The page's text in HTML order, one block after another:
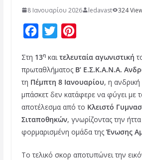
8 Ιανουαρίου 2026 ledavast 324
c
e
b
o
o
k
i
t
t
e
r
n
t
e
r
e
s
Στη 13η και τελευταία αγωνιστική
πρωταθλήματος Β’ Ε.Σ.Κ.Α.Ν.Α.
τη Πέμπτη 8 Ιανουαρίου, η
μπάσκετ δεν κατάφερε να φύγει με
αποτέλεσμα από το Κλειστό
Σιταποθηκών, γνωρίζοντας την
φορμαρισμένη ομάδα της Ένωσης
Το τελικό σκορ αποτυπώνει την